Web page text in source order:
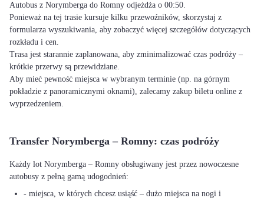
Autobus z Norymberga do Romny odjeżdża o 00:50.
Ponieważ na tej trasie kursuje kilku przewoźników, skorzystaj z
formularza wyszukiwania, aby zobaczyć więcej szczegółów dotyczących
rozkładu i cen.
Trasa jest starannie zaplanowana, aby zminimalizować czas podróży –
krótkie przerwy są przewidziane.
Aby mieć pewność miejsca w wybranym terminie (np. na górnym
pokładzie z panoramicznymi oknami), zalecamy zakup biletu online z
wyprzedzeniem.
Transfer Norymberga – Romny: czas podróży
Każdy lot Norymberga – Romny obsługiwany jest przez nowoczesne
autobusy z pełną gamą udogodnień:
- miejsca, w których chcesz usiąść – dużo miejsca na nogi i